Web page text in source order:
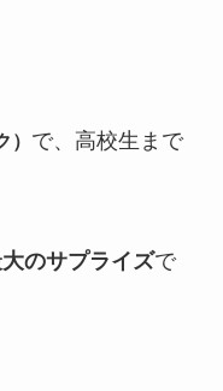
で、高校生まで
のサプライズで